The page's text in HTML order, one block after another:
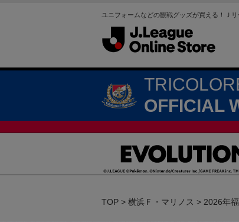
ユニフォームなどの観戦グッズが買える！Ｊ
OFFICIAL
TOP 横浜Ｆ・マリノス 2026年